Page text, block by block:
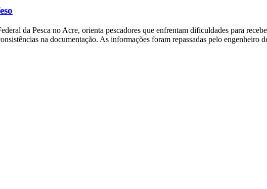
da Pesca no Acre, orienta pescadores que enfrentam dificuldades para
na documentação. As informações foram repassadas pelo engenheiro